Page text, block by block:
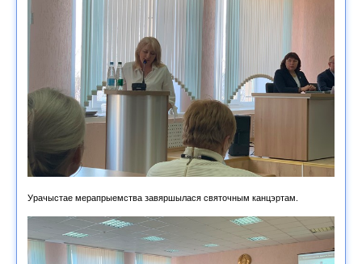
Урачыстае мерапрыемства завяршылася святочным канцэртам.